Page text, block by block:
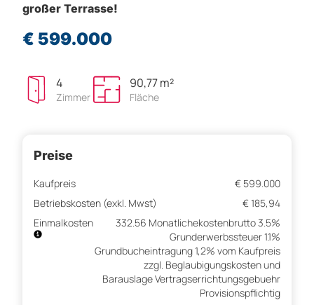
großer Terrasse!
€ 599.000
4
Zimmer
90,77 m²
Fläche
Preise
Kaufpreis
€ 599.000
Betriebskosten (exkl. Mwst)
€ 185,94
Einmalkosten
332.56 Monatlichekostenbrutto 3.5%
Grunderwerbssteuer 1.1%
Grundbucheintragung 1,2% vom Kaufpreis
zzgl. Beglaubigungskosten und
Barauslage Vertragserrichtungsgebuehr
Provisionspflichtig